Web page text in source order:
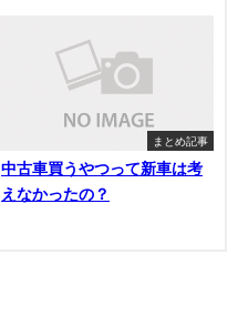
まとめ記事
中古車買うやつって新車は考
えなかったの？